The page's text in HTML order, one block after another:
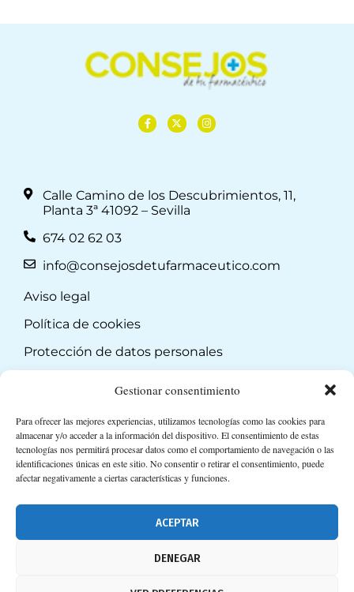
Gestionar consentimiento
Para ofrecer las mejores experiencias, utilizamos tecnologías como las cookies para
almacenar y/o acceder a la información del dispositivo. El consentimiento de estas
tecnologías nos permitirá procesar datos como el comportamiento de navegación o las
identificaciones únicas en este sitio. No consentir o retirar el consentimiento, puede
afectar negativamente a ciertas características y funciones.
ACEPTAR
DENEGAR
Calle Camino de los Descubrimientos, 11,
Planta 3ª 41092 – Sevilla
674 02 62 03
info@consejosdetufarmaceutico.com
Aviso legal
Política de cookies
Protección de datos personales